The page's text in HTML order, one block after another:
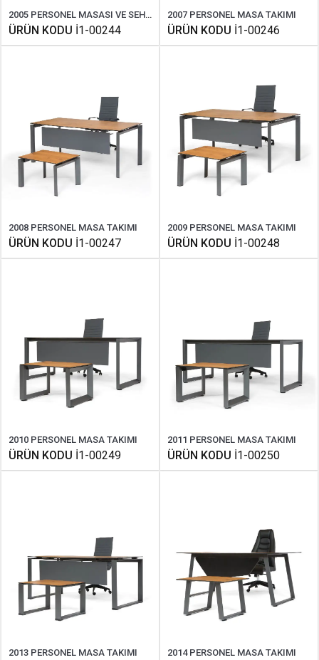
2005 PERSONEL MASASI VE SEHPASI
ÜRÜN KODU İ1-00244
2007 PERSONEL MASA TAKIMI
ÜRÜN KODU İ1-00246
2008 PERSONEL MASA TAKIMI
ÜRÜN KODU İ1-00247
2009 PERSONEL MASA TAKIMI
ÜRÜN KODU İ1-00248
2010 PERSONEL MASA TAKIMI
ÜRÜN KODU İ1-00249
2011 PERSONEL MASA TAKIMI
ÜRÜN KODU İ1-00250
2013 PERSONEL MASA TAKIMI 2014 PERSONEL MASA TAKIMI